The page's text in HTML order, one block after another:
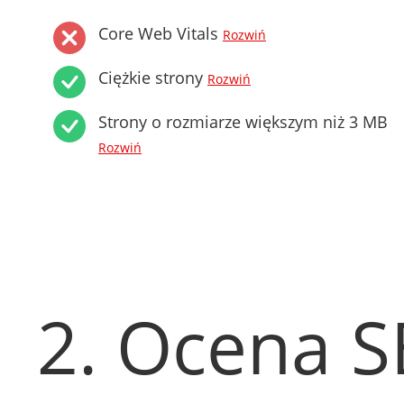
Core Web Vitals Rozwiń
Ciężkie strony Rozwiń
Strony o rozmiarze większym niż 3 MB
Rozwiń
2. Ocena